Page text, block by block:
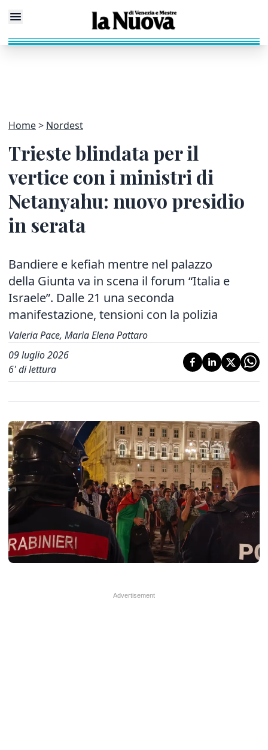
Home Nordest
Trieste blindata per il
vertice con i ministri di
Netanyahu: nuovo presidio
in serata
Bandiere e kefiah mentre nel palazzo
della Giunta va in scena il forum “Italia e
Israele”. Dalle 21 una seconda
manifestazione, tensioni con la polizia
Valeria Pace, Maria Elena Pattaro
09 luglio 2026
6' di lettura